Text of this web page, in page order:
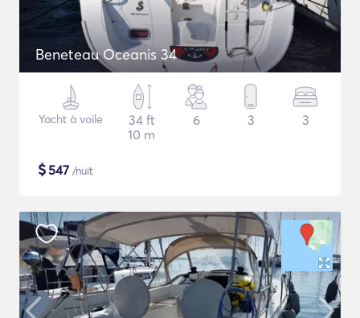
Beneteau Oceanis 34
Yacht à voile
34 ft
10 m
6 3 3
$547 /nuit